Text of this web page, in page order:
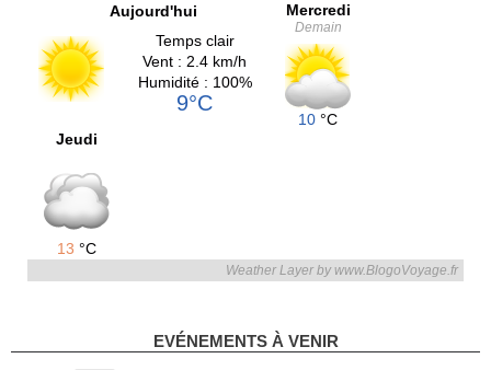
Aujourd'hui
Temps clair
Vent : 2.4 km/h
Humidité : 100%
9°C
Mercredi
Demain
10 °C
Jeudi
13 °C
Weather Layer by www.BlogoVoyage.fr
EVÉNEMENTS À VENIR